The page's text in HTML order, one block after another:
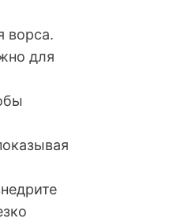
ворса.
для